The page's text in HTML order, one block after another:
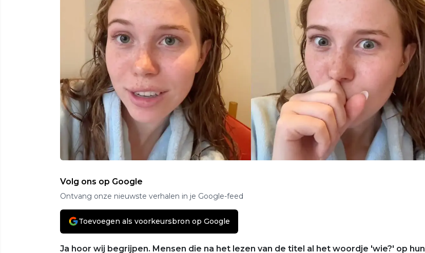
Volg ons op Google
Ontvang onze nieuwste verhalen in je Google-feed
Toevoegen als voorkeursbron op Google
Ja hoor wij begrijpen. Mensen die na het lezen van de titel al het woordje 'wie?' op hun